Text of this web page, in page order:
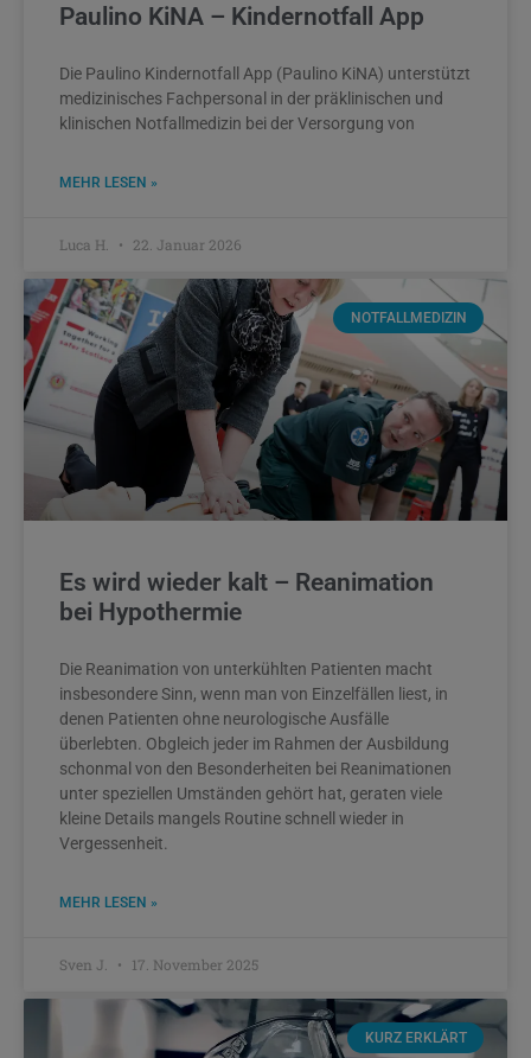
Paulino KiNA – Kindernotfall App
Die Paulino Kindernotfall App (Paulino KiNA) unterstützt
medizinisches Fachpersonal in der präklinischen und
klinischen Notfallmedizin bei der Versorgung von
MEHR LESEN »
Luca H. 22. Januar 2026
NOTFALLMEDIZIN
Es wird wieder kalt – Reanimation
bei Hypothermie
Die Reanimation von unterkühlten Patienten macht
insbesondere Sinn, wenn man von Einzelfällen liest, in
denen Patienten ohne neurologische Ausfälle
überlebten. Obgleich jeder im Rahmen der Ausbildung
schonmal von den Besonderheiten bei Reanimationen
unter speziellen Umständen gehört hat, geraten viele
kleine Details mangels Routine schnell wieder in
Vergessenheit.
MEHR LESEN »
Sven J. 17. November 2025
KURZ ERKLÄRT